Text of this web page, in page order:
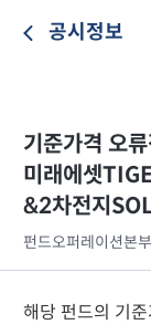
공시정보
기준가격 오
미래에셋
&2차전지
펀드오퍼레이션본부
해당 펀드의 기